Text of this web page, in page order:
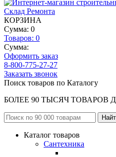
КОРЗИНА
Сумма: 0
Товаров: 0
Сумма:
Оформить заказ
8-800-775-27-27
Заказать звонок
Поиск товаров по Каталогу
БОЛЕЕ 90 ТЫСЯЧ ТОВАРОВ
Каталог товаров
Сантехника